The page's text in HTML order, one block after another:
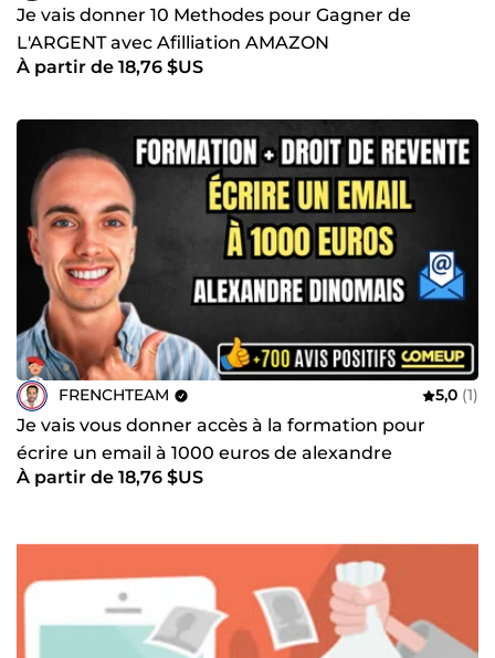
Je vais donner 10 Methodes pour Gagner de
L'ARGENT avec Afilliation AMAZON
À partir de 18,76 $US
FRENCHTEAM 5,0 (1)
Je vais vous donner accès à la formation pour
écrire un email à 1000 euros de alexandre
dinomais
À partir de 18,76 $US